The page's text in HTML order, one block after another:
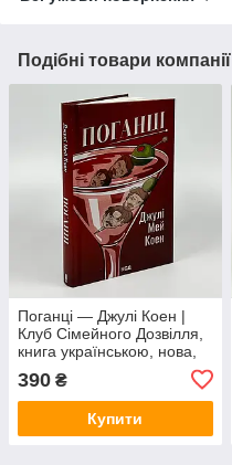
Подібні товари компанії
Поганці — Джулі Коен |
Клуб Сімейного Дозвілля,
книга українською, нова,
390 ₴
Купити